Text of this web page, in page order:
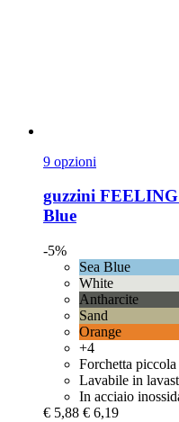
9 opzioni
guzzini FEELING
Blue
-5%
Sea Blue
White
Antharcite
Sand
Orange
+4
Forchetta piccola
Lavabile in
In acciaio
€ 5,88 € 6,19